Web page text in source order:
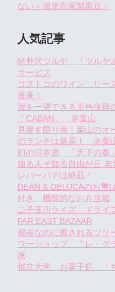
ない＜簡単自家製黒豆＞
人気記事
軽井沢ツルヤ 「ツルヤ
サービス
コストコのワイン リー
最高！
海を一望できる景色抜
「CABAN」 ＠葉山
見渡す限り海！葉山のオ
のランチは最高！ ＠葉
幻の日本酒 「天下の春」
知る人ぞ知る自由が丘
レバーパテは絶品！
DEAN & DELUCAのお
付き 機能的なお弁当箱
二子玉川ライズ ドライ
FAR EAST BAZAAR
都会なのに癒されるツリ
ワーショップ 「レ・グ
尾
都立大学 お菓子処 「